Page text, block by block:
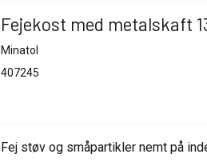
Fejekost med metalskaft
Minatol
407245
Fej støv og småpartikler nemt på